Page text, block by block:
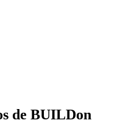
de BUILDon